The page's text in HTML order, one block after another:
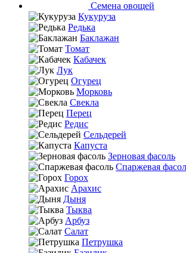
Семена овощей
Кукуруза
Редька
Баклажан
Томат
Кабачек
Лук
Огурец
Морковь
Свекла
Перец
Редис
Сельдерей
Капуста
Зерновая фасоль
Спаржевая
Горох
Арахис
Дыня
Тыква
Арбуз
Салат
Петрушка